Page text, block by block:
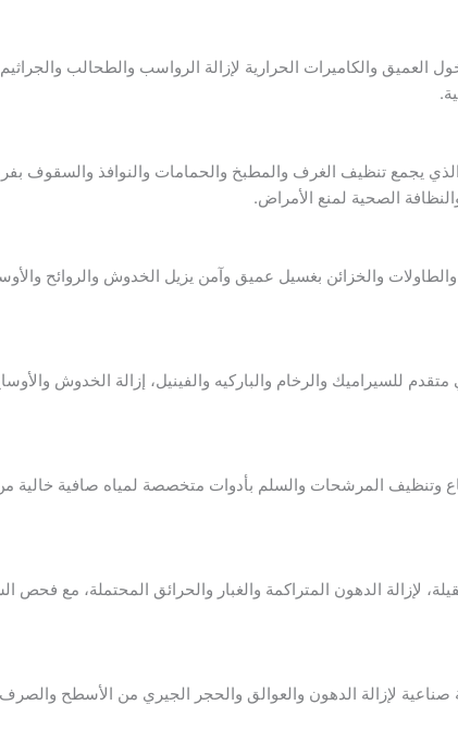
العميق والكاميرات الحرارية لإزالة الرواسب والطحالب والجراثيم
يجمع تنظيف الغرف والمطبخ والحمامات والنوافذ والسقوف
الصحية لمنع الأمراض.
والخزائن بغسيل عميق وآمن يزيل الخدوش والروائح
للسيراميك والرخام والباركيه والفينيل، إزالة الخدوش
وتنظيف المرشحات والسلم بأدوات متخصصة لمياه صافية خالية
الدهون المتراكمة والغبار والحرائق المحتملة، مع فحص
لإزالة الدهون والعوالق والحجر الجيري من الأسطح